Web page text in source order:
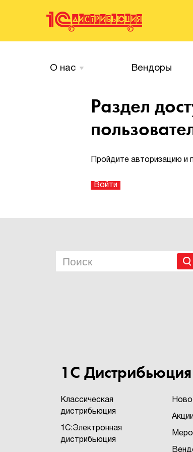
О нас Вендоры
Раздел
Пройдите авторизацию и
1С Дистрибьюция
Классическая
дистрибьюция
1С:Электронная
дистрибьюция
Акции